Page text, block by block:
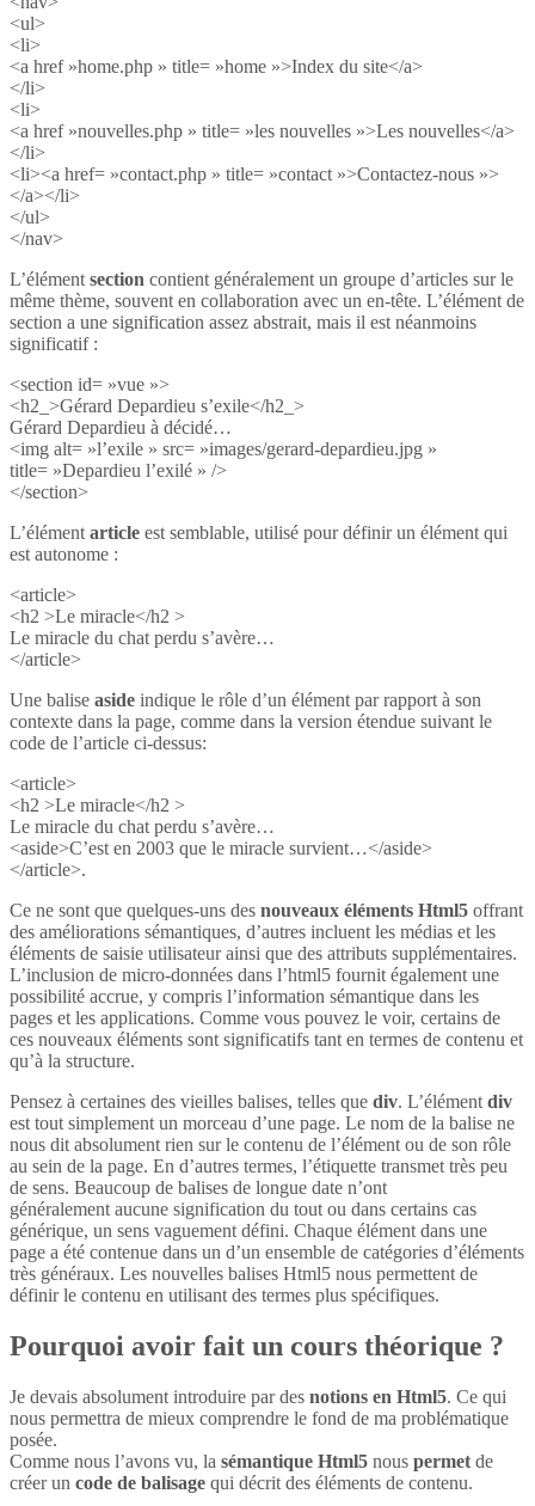
<ul>
<li>
<a href »home.php » title= »home »>Index du site</a>
</li>
<li>
<a href »nouvelles.php » title= »les nouvelles »>Les nouvelles</a>
</li>
<li><a href= »contact.php » title= »contact »>Contactez-nous »>
</a></li>
</ul>
</nav>
L’élément section contient généralement un groupe d’articles sur le
même thème, souvent en collaboration avec un en-tête. L’élément de
section a une signification assez abstrait, mais il est néanmoins
significatif :
<section id= »vue »>
<h2_>Gérard Depardieu s’exile</h2_>
Gérard Depardieu à décidé…
<img alt= »l’exile » src= »images/gerard-depardieu.jpg »
title= »Depardieu l’exilé » />
</section>
L’élément article est semblable, utilisé pour définir un élément qui
est autonome :
<article>
<h2 >Le miracle</h2 >
Le miracle du chat perdu s’avère…
</article>
Une balise aside indique le rôle d’un élément par rapport à son
contexte dans la page, comme dans la version étendue suivant le
code de l’article ci-dessus:
<article>
<h2 >Le miracle</h2 >
Le miracle du chat perdu s’avère…
<aside>C’est en 2003 que le miracle survient…</aside>
</article>.
Ce ne sont que quelques-uns des nouveaux éléments Html5 offrant
des améliorations sémantiques, d’autres incluent les médias et les
éléments de saisie utilisateur ainsi que des attributs supplémentaires.
L’inclusion de micro-données dans l’html5 fournit également une
possibilité accrue, y compris l’information sémantique dans les
pages et les applications. Comme vous pouvez le voir, certains de
ces nouveaux éléments sont significatifs tant en termes de contenu et
qu’à la structure.
Pensez à certaines des vieilles balises, telles que div. L’élément div
est tout simplement un morceau d’une page. Le nom de la balise ne
nous dit absolument rien sur le contenu de l’élément ou de son rôle
au sein de la page. En d’autres termes, l’étiquette transmet très peu
de sens. Beaucoup de balises de longue date n’ont
généralement aucune signification du tout ou dans certains cas
générique, un sens vaguement défini. Chaque élément dans une
page a été contenue dans un d’un ensemble de catégories d’éléments
très généraux. Les nouvelles balises Html5 nous permettent de
définir le contenu en utilisant des termes plus spécifiques.
Pourquoi avoir fait un cours théorique ?
Je devais absolument introduire par des notions en Html5. Ce qui
nous permettra de mieux comprendre le fond de ma problématique
posée.
Comme nous l’avons vu, la sémantique Html5 nous permet de
créer un code de balisage qui décrit des éléments de contenu.